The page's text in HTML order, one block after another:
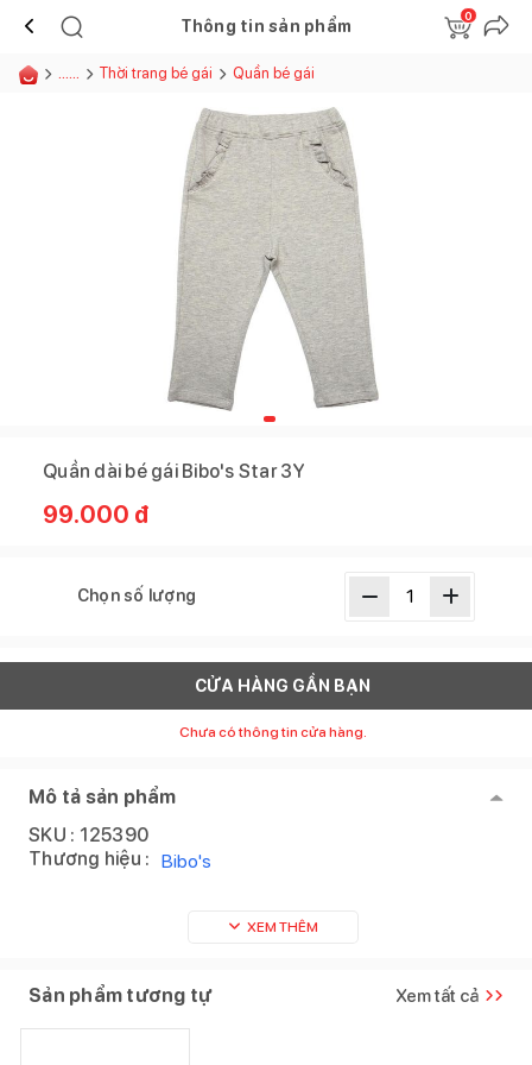
Thông tin sản phẩm
0
...... Thời trang bé gái Quần bé gái
Quần dài bé gái Bibo's Star 3Y
99.000 đ
Chọn số lượng
CỬA HÀNG GẦN BẠN
Chưa có thông tin cửa hàng.
Mô tả sản phẩm
SKU : 125390
Thương hiệu : Bibo's
XEM THÊM
Sản phẩm tương tự Xem tất cả